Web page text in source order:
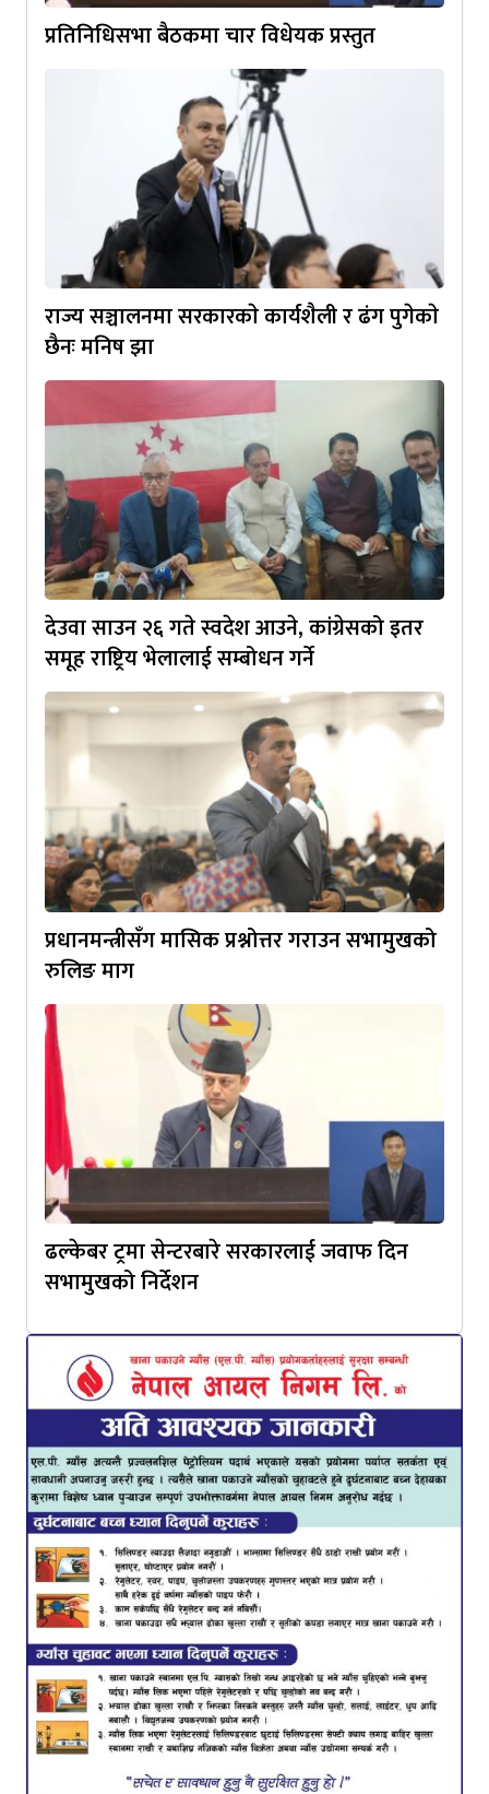
प्रतिनिधिसभा बैठकमा चार विधेयक प्रस्तुत
राज्य सञ्चालनमा सरकारकाे कार्यशैली र ढंग पुगेकाे
छैनः मनिष झा
देउवा साउन २६ गते स्वदेश आउने, कांग्रेसको इतर
समूह राष्ट्रिय भेलालाई सम्बोधन गर्ने
प्रधानमन्त्रीसँग मासिक प्रश्नोत्तर गराउन सभामुखको
रुलिङ माग
ढल्केबर ट्रमा सेन्टरबारे सरकारलाई जवाफ दिन
सभामुखको निर्देशन